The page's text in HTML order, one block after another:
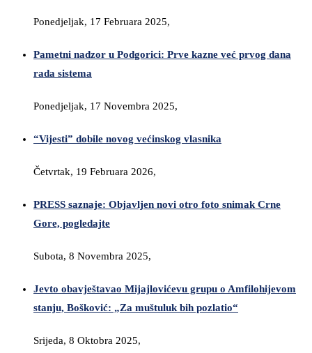
Ponedjeljak, 17 Februara 2025,
Pametni nadzor u Podgorici: Prve kazne već prvog dana
rada sistema
Ponedjeljak, 17 Novembra 2025,
“Vijesti” dobile novog većinskog vlasnika
Četvrtak, 19 Februara 2026,
PRESS saznaje: Objavljen novi otro foto snimak Crne
Gore, pogledajte
Subota, 8 Novembra 2025,
Jevto obavještavao Mijajlovićevu grupu o Amfilohijevom
stanju, Bošković: „Za muštuluk bih pozlatio“
Srijeda, 8 Oktobra 2025,